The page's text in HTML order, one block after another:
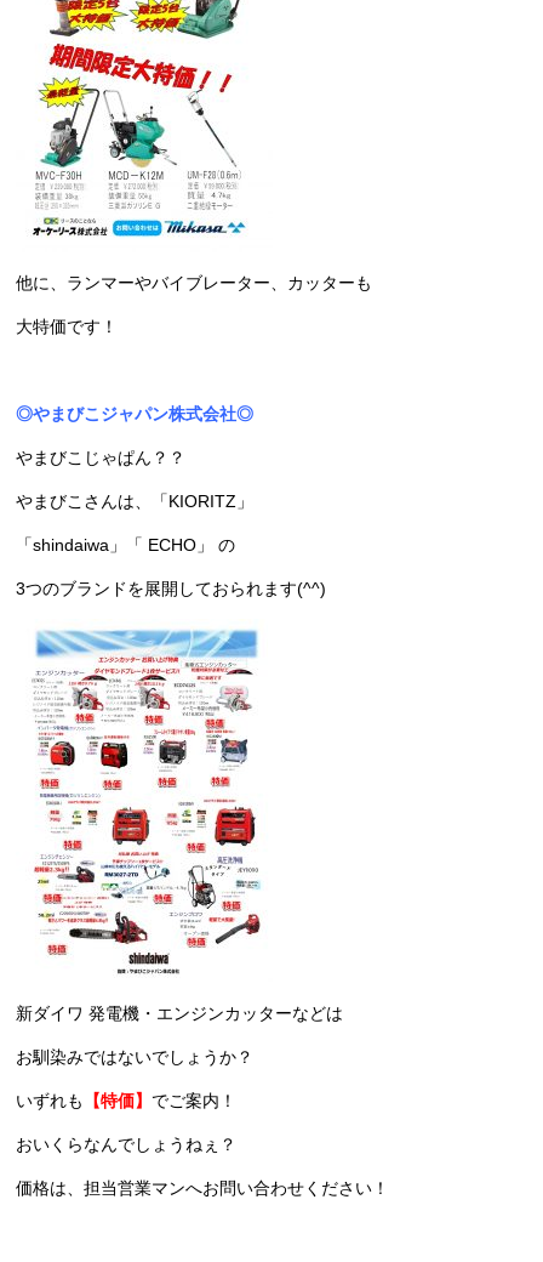
他に、ランマーやバイブレーター、カッターも
大特価です！
◎やまびこジャパン株式会社◎
やまびこじゃぱん？？
やまびこさんは、「KIORITZ」
「shindaiwa」「 ECHO」 の
3つのブランドを展開しておられます(^^)
新ダイワ 発電機・エンジンカッターなどは
お馴染みではないでしょうか？
いずれも 【特価】 でご案内！
おいくらなんでしょうねぇ？
価格は、担当営業マンへお問い合わせください！